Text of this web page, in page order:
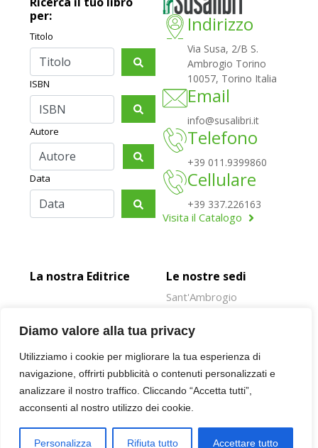
Diamo valore alla tua privacy
Utilizziamo i cookie per migliorare la tua esperienza di
navigazione, offrirti pubblicità o contenuti personalizzati e
analizzare il nostro traffico. Cliccando “Accetta tutti”,
acconsenti al nostro utilizzo dei cookie.
Personalizza Rifiuta tutto Accettare tutto
per:
Titolo
ISBN
Autore
Data
Indirizzo
Via Susa, 2/B S.
Ambrogio Torino
10057, Torino Italia
Email
info@susalibri.it
Telefono
+39 011.9399860
Cellulare
+39 337.226163
Visita il Catalogo
La nostra Editrice Le nostre sedi
Sant'Ambrogio
Giaveno
© 2026 SUSALIBRI.IT | P.IVA 00943930016 | PRIVACY POLICY | NOTE